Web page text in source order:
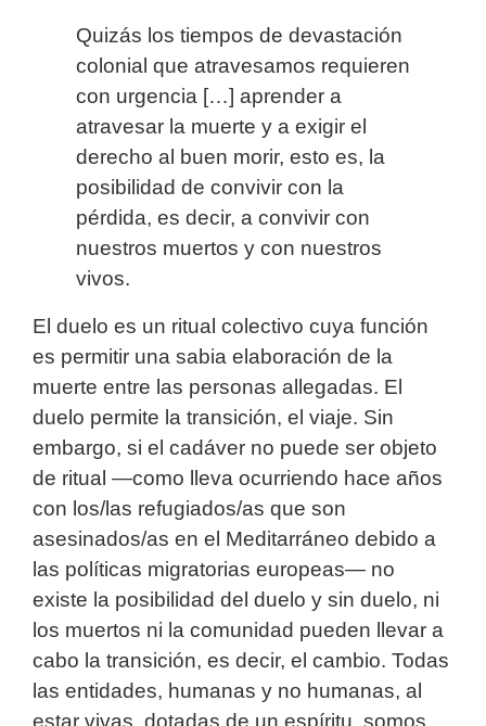
Quizás los tiempos de devastación
colonial que atravesamos requieren
con urgencia […] aprender a
atravesar la muerte y a exigir el
derecho al buen morir, esto es, la
posibilidad de convivir con la
pérdida, es decir, a convivir con
nuestros muertos y con nuestros
vivos.
El duelo es un ritual colectivo cuya función
es permitir una sabia elaboración de la
muerte entre las personas allegadas. El
duelo permite la transición, el viaje. Sin
embargo, si el cadáver no puede ser objeto
de ritual ―como lleva ocurriendo hace años
con los/las refugiados/as que son
asesinados/as en el Meditarráneo debido a
las políticas migratorias europeas― no
existe la posibilidad del duelo y sin duelo, ni
los muertos ni la comunidad pueden llevar a
cabo la transición, es decir, el cambio. Todas
las entidades, humanas y no humanas, al
estar vivas, dotadas de un espíritu, somos